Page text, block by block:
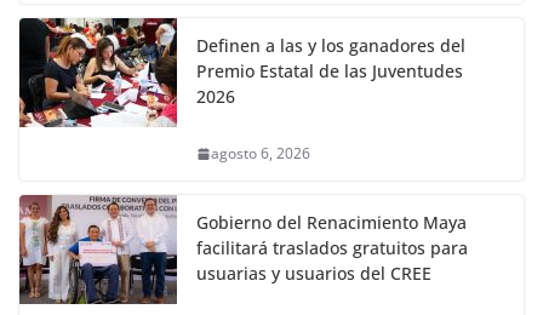
Definen a las y los ganadores del
Premio Estatal de las Juventudes
2026
agosto 6, 2026
Gobierno del Renacimiento Maya
facilitará traslados gratuitos para
usuarias y usuarios del CREE